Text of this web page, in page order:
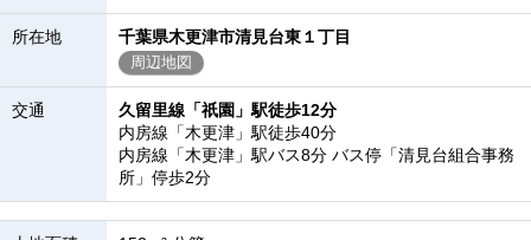
所在地 千葉県木更津市清見台東１丁目
周辺地図
交通
久留里線「祇園」駅徒歩12分
内房線「木更津」駅徒歩40分
内房線「木更津」駅バス8分 バス停「清見台組合事務
所」停歩2分